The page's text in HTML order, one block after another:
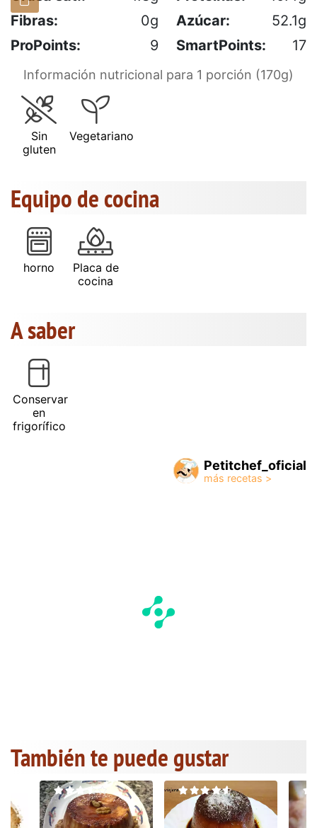
Fibras:
0g Azúcar:
52.1g
ProPoints:
9 SmartPoints: 17
Información nutricional para 1 porción (170g)
Sin
gluten
Vegetariano
Equipo de cocina
horno
Placa de
cocina
A saber
Conservar
en
frigorífico
Petitchef_oficial
También te puede gustar